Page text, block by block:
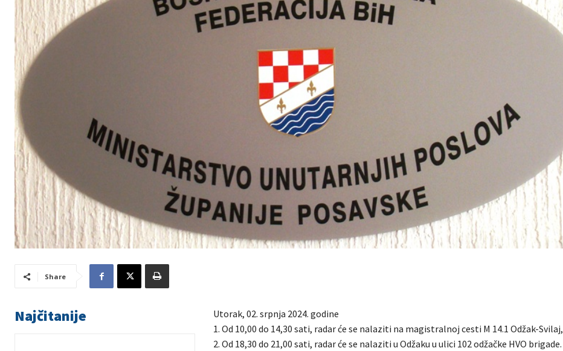
Share
Najčitanije
Utorak, 02. srpnja 2024. godine
1. Od 10,00 do 14,30 sati, radar će se nalaziti na magistralnoj cesti M 14.1 Odžak-Svilaj,
2. Od 18,30 do 21,00 sati, radar će se nalaziti u Odžaku u ulici 102 odžačke HVO brigade.